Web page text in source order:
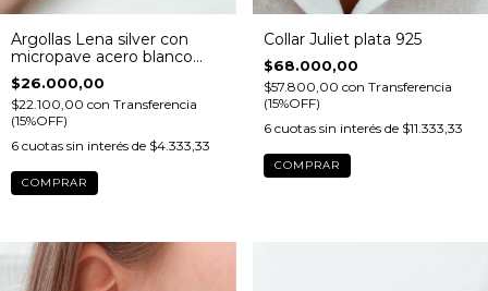
Argollas Lena silver con
micropave acero blanco
(PAR)
$26.000,00
$22.100,00 con Transferencia
(15%OFF)
6 cuotas sin interés de $4.333,33
Collar Juliet plata 925
$68.000,00
$57.800,00 con Transferencia
(15%OFF)
6 cuotas sin interés de $11.333,33